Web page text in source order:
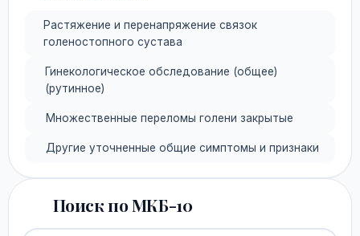
Растяжение и перенапряжение связок
голеностопного сустава
Гинекологическое обследование (общее)
(рутинное)
Множественные переломы голени закрытые
Другие уточненные общие симптомы и признаки
Поиск по МКБ-10